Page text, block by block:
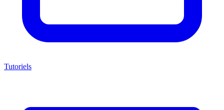
Tutoriels